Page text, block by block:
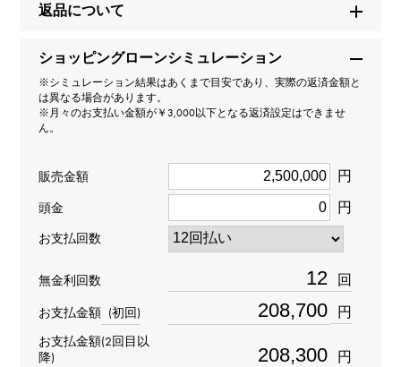
男女兼用
種類
ダイヤモンド 約10.010ct
重量
返品について
ショッピングローンシミュレーション
※シミュレーション結果はあくまで目安であり、実際の返済金額と
は異なる場合があります。
※月々のお支払い金額が￥3,000以下となる返済設定はできませ
ん。
販売金額 円
頭金 円
お支払回数
無金利回数 回
お支払金額 (初回) 円
お支払金額(2回目以
降)
円